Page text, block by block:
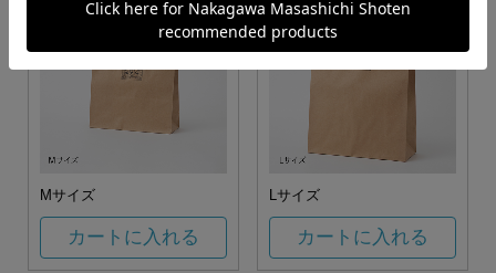
Mサイズ
カートに入れる
Lサイズ
カートに入れる